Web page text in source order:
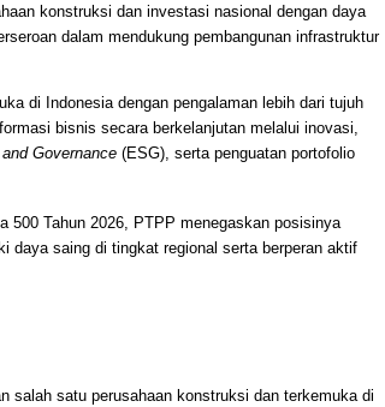
konstruksi dan investasi nasional dengan daya
dalam mendukung pembangunan infrastruktur
di Indonesia dengan pengalaman lebih dari tujuh
bisnis secara berkelanjutan melalui inovasi,
Governance (ESG), serta penguatan portofolio
500 Tahun 2026, PTPP menegaskan posisinya
daya saing di tingkat regional serta berperan aktif
salah satu perusahaan konstruksi dan terkemuka di